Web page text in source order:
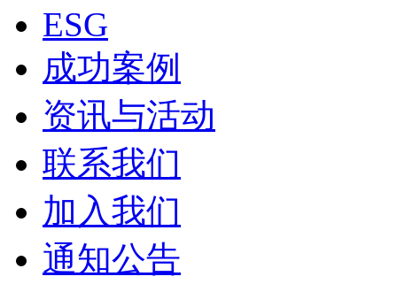
ESG
成功案例
资讯与活动
联系我们
加入我们
通知公告